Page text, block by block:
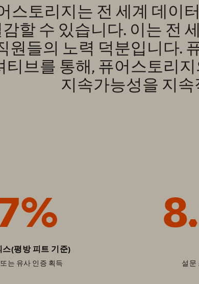
스토리지는 전 세계 데이
할 수 있습니다. 이는 전
원들의 노력 덕분입니다.
티브를 통해, 퓨어스토리
지속가능성을 지
스(평방 피트 기준)
는 유사 인증 획득 설문